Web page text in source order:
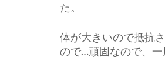
た。
体が大きいので抵抗
ので…頑固なので、